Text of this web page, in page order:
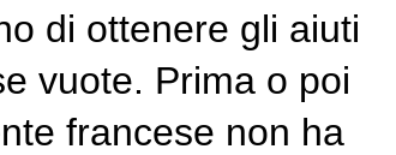
di ottenere gli aiuti
vuote. Prima o poi
francese non ha